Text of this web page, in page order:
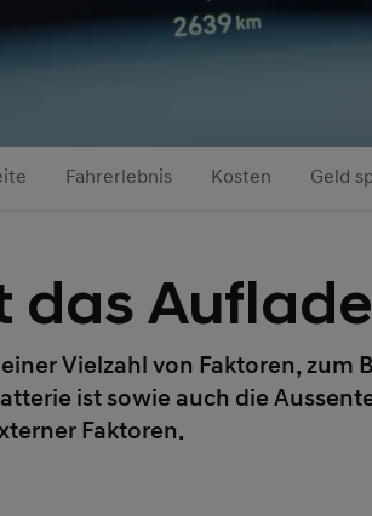
Fahrerlebnis Kosten Geld
Vielzahl von Faktoren, zum
ist sowie auch die
Faktoren.